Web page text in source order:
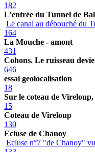
182
L’entrée du Tunnel de
Le canal au débouché du
164
La Mouche - amont
431
Cohons. Le ruisseau
646
essai geolocalisation
18
Sur le coteau de
15
Coteau de Vireloup
130
Ecluse de Chanoy
Ecluse n°7 "de Chanoy"